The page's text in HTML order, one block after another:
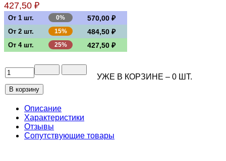
427,50 ₽
От 1 шт. 0% 570,00 ₽
От 2 шт. 15% 484,50 ₽
От 4 шт. 25% 427,50 ₽
УЖЕ В КОРЗИНЕ – 0 ШТ.
Описание
Характеристики
Отзывы
Сопутствующие товары